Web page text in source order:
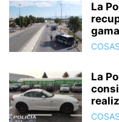
La
La